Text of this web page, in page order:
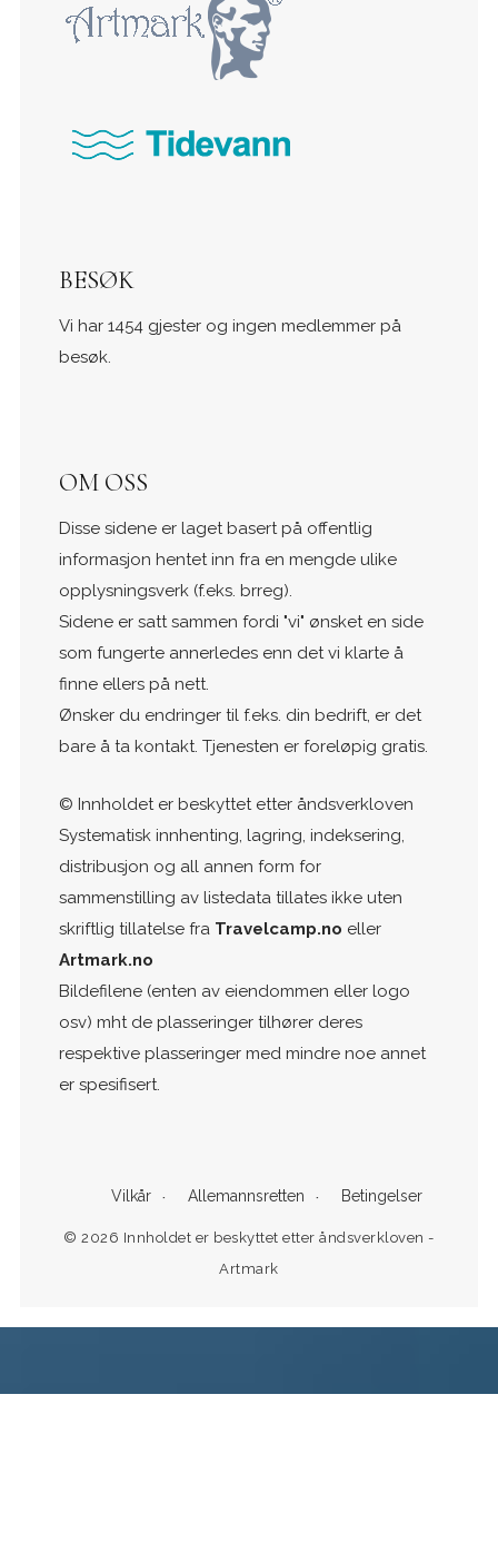
BESØK
Vi har 1454 gjester og ingen medlemmer på
besøk.
OM OSS
Disse sidene er laget basert på offentlig
informasjon hentet inn fra en mengde ulike
opplysningsverk (f.eks. brreg).
Sidene er satt sammen fordi "vi" ønsket en side
som fungerte annerledes enn det vi klarte å
finne ellers på nett.
Ønsker du endringer til f.eks. din bedrift, er det
bare å ta kontakt. Tjenesten er foreløpig gratis.
© Innholdet er beskyttet etter åndsverkloven
Systematisk innhenting, lagring, indeksering,
distribusjon og all annen form for
sammenstilling av listedata tillates ikke uten
skriftlig tillatelse fra Travelcamp.no eller
Artmark.no
Bildefilene (enten av eiendommen eller logo
osv) mht de plasseringer tilhører deres
respektive plasseringer med mindre noe annet
er spesifisert.
Vilkår Allemannsretten Betingelser
© 2026 Innholdet er beskyttet etter åndsverkloven -
Artmark